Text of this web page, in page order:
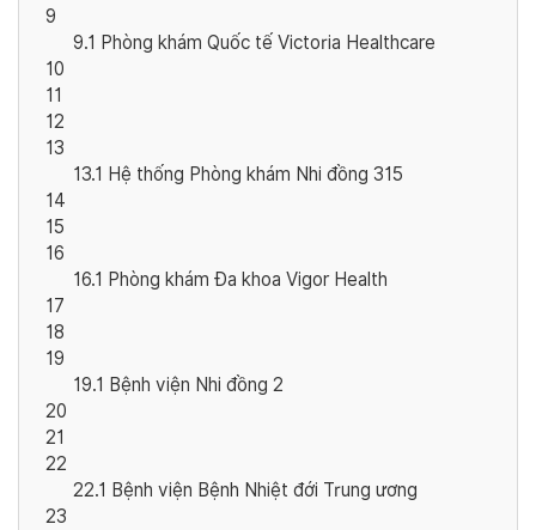
9
9.1 Phòng khám Quốc tế Victoria Healthcare
10
11
12
13
13.1 Hệ thống Phòng khám Nhi đồng 315
14
15
16
16.1 Phòng khám Đa khoa Vigor Health
17
18
19
19.1 Bệnh viện Nhi đồng 2
20
21
22
22.1 Bệnh viện Bệnh Nhiệt đới Trung ương
23